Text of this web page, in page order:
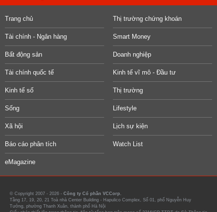
Trang chủ Thị trường chứng khoán
Tài chính - Ngân hàng Smart Money
Bất động sản Doanh nghiệp
Tài chính quốc tế Kinh tế vĩ mô - Đầu tư
Kinh tế số Thị trường
Sống Lifestyle
Xã hội Lịch sự kiện
Báo cáo phân tích Watch List
eMagazine
© Copyright 2007 - 2026 - Công ty Cổ phần VCCorp.
Tầng 17, 19, 20, 21 Toà nhà Center Building - Hapulico Complex, Số 01, phố Nguyễn Huy
Tưởng, phường Thanh Xuân, thành phố Hà Nội